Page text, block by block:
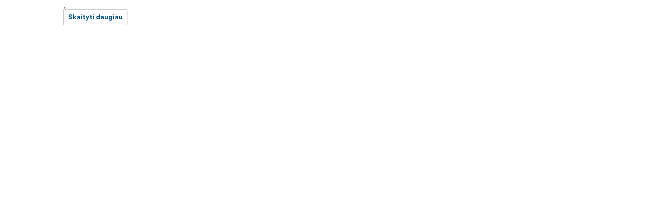
Daugybė prieigos taškų, įskaitant viršutinę, priekinę, galinę ir šonines kameros dureles.
.
Skaityti daugiau